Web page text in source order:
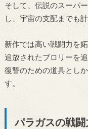
そして、伝説のスーパ
し、宇宙の支配までも
新作では高い戦闘力を
追放されたブロリーを
復讐のための道具とし
す。
パラガスの戦闘